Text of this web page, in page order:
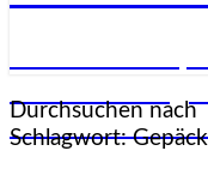
Durchsuchen nach
Schlagwort: